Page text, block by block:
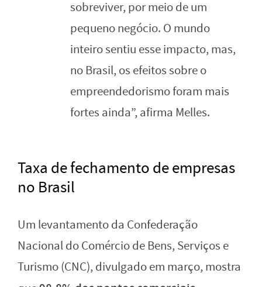
sobreviver, por meio de um
pequeno negócio. O mundo
inteiro sentiu esse impacto, mas,
no Brasil, os efeitos sobre o
empreendedorismo foram mais
fortes ainda”, afirma Melles.
Taxa de fechamento de empresas
no Brasil
Um levantamento da Confederação
Nacional do Comércio de Bens, Serviços e
Turismo (CNC), divulgado em março, mostra